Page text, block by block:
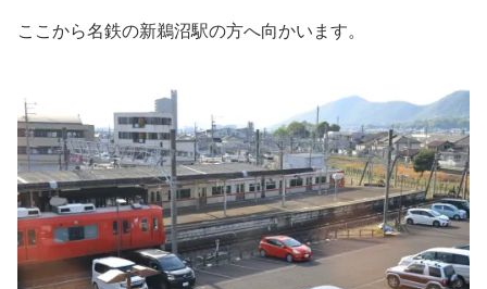
ここから名鉄の新鵜沼駅の方へ向かいます。